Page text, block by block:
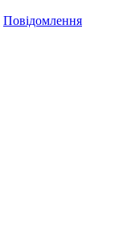
Повідомлення